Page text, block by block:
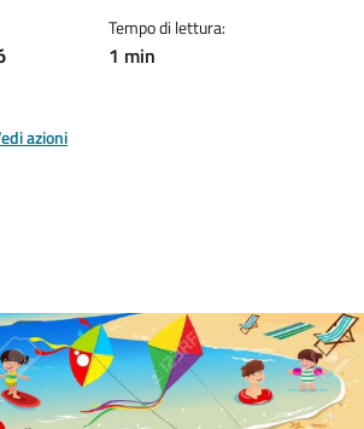
Tempo di lettura:
1 min
azioni